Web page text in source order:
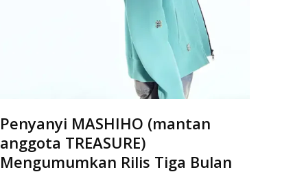
Penyanyi MASHIHO (mantan
anggota TREASURE)
Mengumumkan Rilis Tiga Bulan